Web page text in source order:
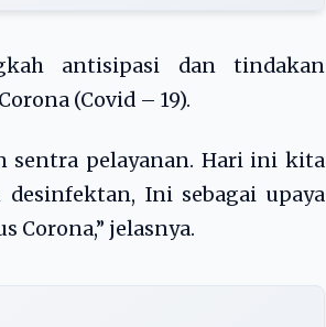
antisipasi dan tindakan
(Covid – 19).
sentra pelayanan. Hari ini kita
Ini sebagai upaya
Corona,” jelasnya.